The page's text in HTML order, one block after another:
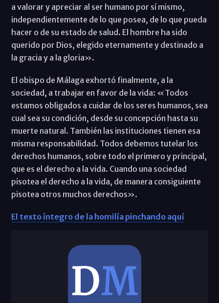
a valorar y apreciar al ser humano por sí mismo,
independientemente de lo que posea, de lo que pueda
hacer o de su estado de salud. El hombre ha sido
querido por Dios, elegido eternamente y destinado a
la gracia y a la gloria».
El obispo de Málaga exhortó finalmente, a la
sociedad, a trabajar en favor de la vida: «Todos
estamos obligados a cuidar de los seres humanos, sea
cual sea su condición, desde su concepción hasta su
muerte natural. También las instituciones tienen esa
misma responsabilidad. Todos debemos tutelar los
derechos humanos, sobre todo el primero y principal,
que es el derecho a la vida. Cuando una sociedad
pisotea el derecho a la vida, de manera consiguiente
pisotea otros muchos derechos».
El texto íntegro de la homilía pinchando aquí